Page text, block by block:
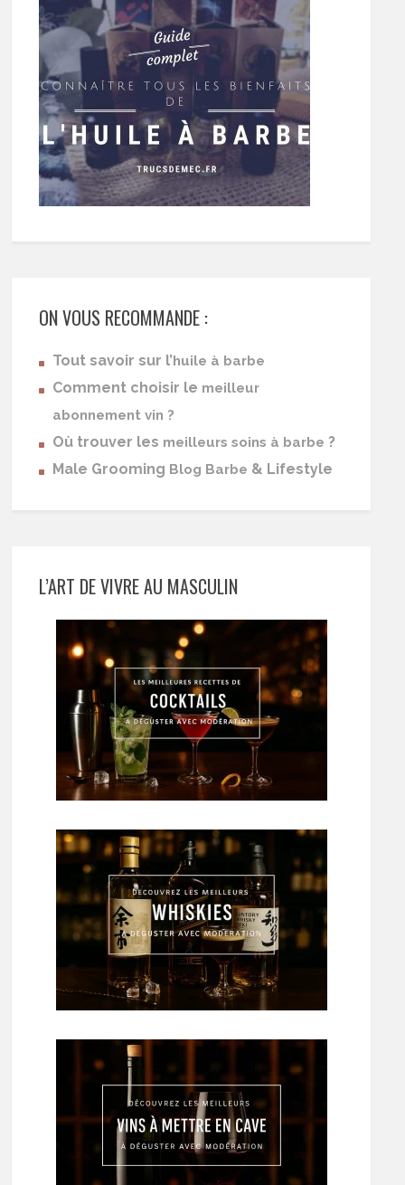
ON VOUS RECOMMANDE :
Tout savoir sur l’huile à barbe
Comment choisir le meilleur
abonnement vin ?
Où trouver les meilleurs soins à barbe ?
Male Grooming Blog Barbe & Lifestyle
L’ART DE VIVRE AU MASCULIN